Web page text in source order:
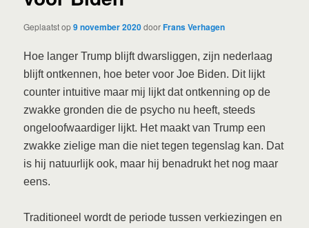
Geplaatst op9 november 2020doorFrans Verhagen
Hoe langer Trump blijft dwarsliggen, zijn nederlaag
blijft ontkennen, hoe beter voor Joe Biden. Dit lijkt
counter intuitive maar mij lijkt dat ontkenning op de
zwakke gronden die de psycho nu heeft, steeds
ongeloofwaardiger lijkt. Het maakt van Trump een
zwakke zielige man die niet tegen tegenslag kan. Dat
is hij natuurlijk ook, maar hij benadrukt het nog maar
eens.
Traditioneel wordt de periode tussen verkiezingen en